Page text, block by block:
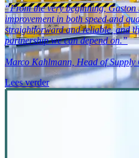
“From the very beginning, Gaston
improvement in both speed and
straightforward and reliable, and
partnership we can depend on.”
Marco Kahlmann, Head of Supply
Lees verder